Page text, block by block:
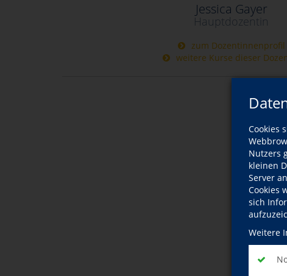
Cookies
Nutzers
kleinen
Server
Cookies
sich
Weitere
Jessica Gayer
Hauptdozentin
zum Dozentinnenprofil
weitere Kurse dieser